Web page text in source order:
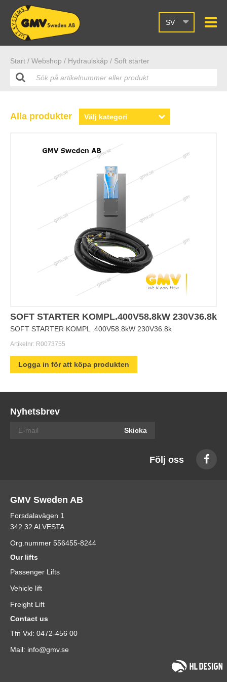
SV
Start / Webshop / Hydraulskåp / Soft starter
Alla produkter
SOFT STARTER KOMPL.400V58.8kW 230V36.8k
SOFT STARTER KOMPL .400V58.8kW 230V36.8k
Artikelnr: R0073755
Logga in för att köpa produkten
Nyhetsbrev
Skicka
Följ oss
GMV Sweden AB
Forsdalavägen 1
342 32 ALVESTA
Org.nummer 556455-8244
Our lifts
Passenger Lifts
Vehicle lift
Freight Lift
Contact us
Tfn Vxl: 0472-456 00
Mail: info@gmv.se